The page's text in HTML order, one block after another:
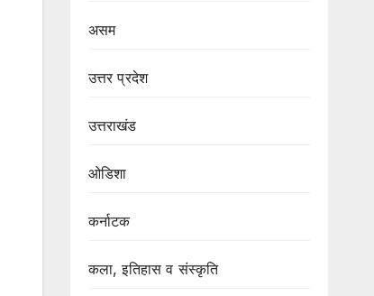
असम
उत्तर प्रदेश
उत्तराखंड
ओडिशा
कर्नाटक
कला, इतिहास व संस्कृति